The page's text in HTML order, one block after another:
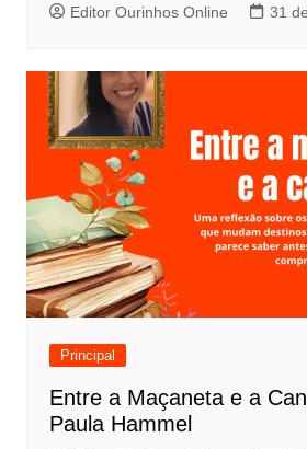
Editor Ourinhos Online 31
Principal
Entre a Maçaneta e a
Paula Hammel